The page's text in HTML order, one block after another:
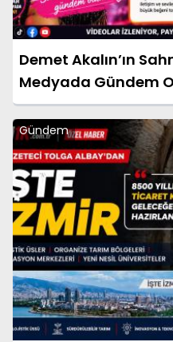
Demet Akalın’ın
Medyada Gündem
Gündem